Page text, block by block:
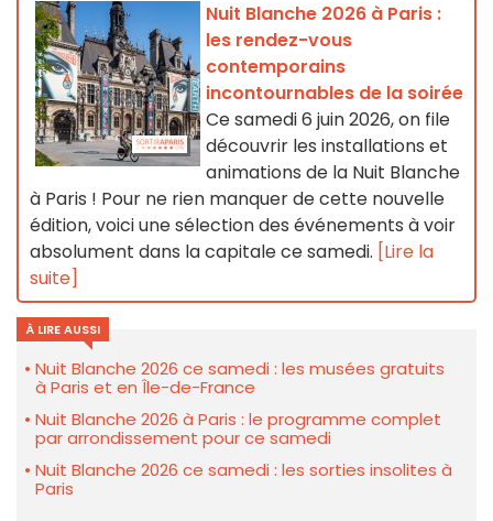
Nuit Blanche 2026 à Paris :
les rendez-vous
contemporains
incontournables de la soirée
Ce samedi 6 juin 2026, on file
découvrir les installations et
animations de la Nuit Blanche
à Paris ! Pour ne rien manquer de cette nouvelle
édition, voici une sélection des événements à voir
absolument dans la capitale ce samedi. [Lire la
suite]
À LIRE AUSSI
Nuit Blanche 2026 ce samedi : les musées gratuits
à Paris et en Île-de-France
Nuit Blanche 2026 à Paris : le programme complet
par arrondissement pour ce samedi
Nuit Blanche 2026 ce samedi : les sorties insolites à
Paris